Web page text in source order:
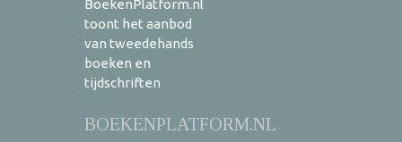
BoekenPlatform.nl
toont het aanbod
van tweedehands
boeken en
tijdschriften
BOEKENPLATFORM.NL